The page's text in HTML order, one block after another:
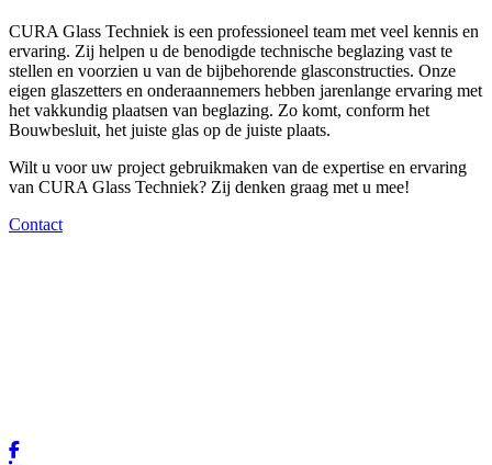
CURA Glass Techniek is een professioneel team met veel kennis en
ervaring. Zij helpen u de benodigde technische beglazing vast te
stellen en voorzien u van de bijbehorende glasconstructies. Onze
eigen glaszetters en onderaannemers hebben jarenlange ervaring met
het vakkundig plaatsen van beglazing. Zo komt, conform het
Bouwbesluit, het juiste glas op de juiste plaats.
Wilt u voor uw project gebruikmaken van de expertise en ervaring
van CURA Glass Techniek? Zij denken graag met u mee!
Contact